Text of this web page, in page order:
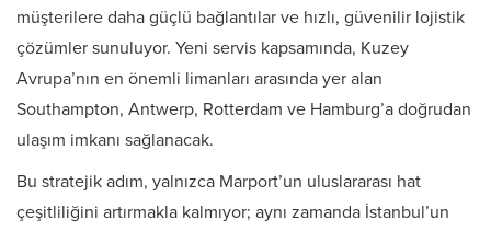
müşterilere daha güçlü bağlantılar ve hızlı, güvenilir lojistik
çözümler sunuluyor. Yeni servis kapsamında, Kuzey
Avrupa’nın en önemli limanları arasında yer alan
Southampton, Antwerp, Rotterdam ve Hamburg’a doğrudan
ulaşım imkanı sağlanacak.
Bu stratejik adım, yalnızca Marport’un uluslararası hat
çeşitliliğini artırmakla kalmıyor; aynı zamanda İstanbul’un